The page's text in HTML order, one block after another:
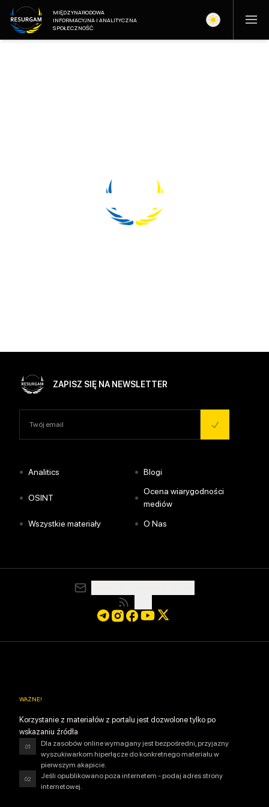
MIĘDZYNARODOWA
INFORMACYJNA I ANALITYCZNA
SPOŁECZNOŚĆ
ZAPISZ SIĘ NA NEWSLETTER
• Analitics • Blogi
• OSINT •
Ocena wiarygodności
mediów
• Wszystkie materiały • O Nas
WAŻNE!
Korzystanie z materiałów z portalu jest dozwolone tylko po
wskazaniu źródła
01
Dla zasobów online wymagany jest bezpośredni, przyjazny
wyszukiwarkom hiperłącze do konkretnego materiału w
pierwszym akapicie.
02
Jeśli opublikowano poza internetem - podaj adres strony
internetowej.